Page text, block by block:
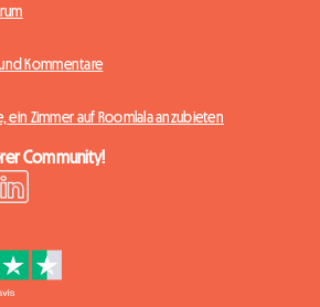
Kommentare
ein Zimmer auf Roomlala anzubieten
Community!